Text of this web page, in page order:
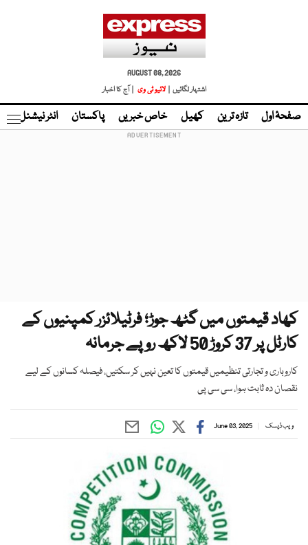
AUGUST 08, 2026
اشتہار لگائیں |
لائیو ٹی وی | آج کا اخبار
صفحۂ اول تازہ ترین کھیل خاص خبریں پاکستان انٹر نیشنل
کھاد قیمتوں میں گٹھ جوڑ؛ فرٹیلائزر کمپنیوں کے
کارٹل پر 37 کروڑ 50 لاکھ روپے جرمانہ
کاروباری و تجارتی تنظیمیں قیمتوں کا تعین نہیں کر سکتیں، فیصلہ کسانوں کے لیے
نقصان دہ ثابت ہوا، سی سی پی
ویب ڈیسک June 03, 2025